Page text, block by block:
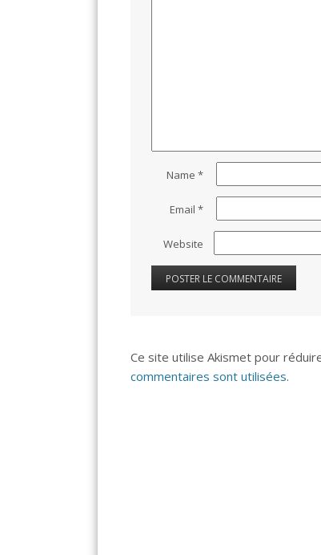
Name*
Email*
Website
Ce site utilise Akismet pour
commentaires sont utilisées.